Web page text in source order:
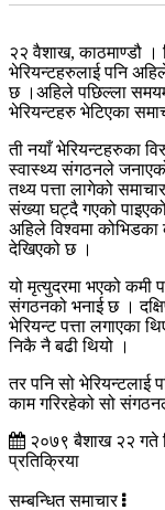
२२ वैशाख, काठमाण्डौ
भेरियन्टहरुलाई पनि
छ ।अहिले पछिल्ला
भेरियन्टहरु भेटिएका
ती नयाँ भेरियन्टहरुका
स्वास्थ्य संगठनले
तथ्य पत्ता लागेको
संख्या घट्दै गएको
अहिले विश्वमा
देखिएको छ ।
यो मृत्युदरमा भएको कमी
संगठनको भनाई छ ।
भेरियन्ट पत्ता लगाएका
निकै नै बढी थियो ।
तर पनि सो भेरियन्टलाई
काम गरिरहेको सो
२०७९ बैशाख २२ गते
प्रतिक्रिया
सम्बन्धित समाचार